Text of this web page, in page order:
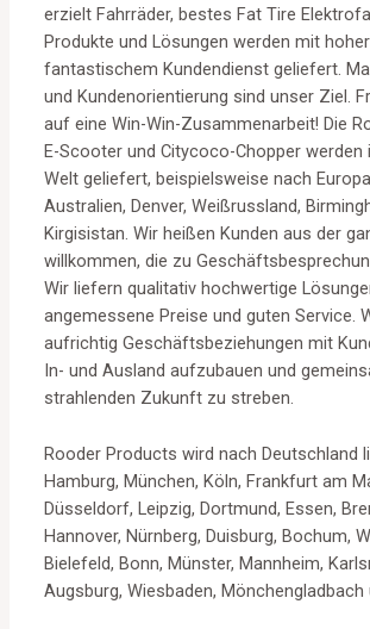
erzielt Fahrräder, bestes Fat Tire
Produkte und Lösungen werden mit
fantastischem Kundendienst geliefert.
und Kundenorientierung sind unser Ziel.
auf eine Win-Win-Zusammenarbeit! Die
E-Scooter und Citycoco-Chopper werden
Welt geliefert, beispielsweise nach
Australien, Denver, Weißrussland,
Kirgisistan. Wir heißen Kunden aus der
willkommen, die zu
Wir liefern qualitativ hochwertige
angemessene Preise und guten Service.
aufrichtig Geschäftsbeziehungen mit
In- und Ausland aufzubauen und
strahlenden Zukunft zu streben.
Rooder Products wird nach Deutschland
Hamburg, München, Köln, Frankfurt am
Düsseldorf, Leipzig, Dortmund, Essen,
Hannover, Nürnberg, Duisburg, Bochum,
Bielefeld, Bonn, Münster, Mannheim,
Augsburg, Wiesbaden, Mönchengladbach